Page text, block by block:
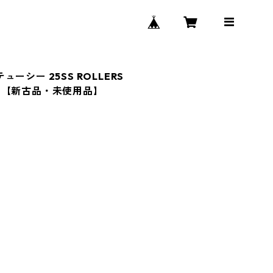
ーシー 25SS ROLLERS
新古品・未使用品】